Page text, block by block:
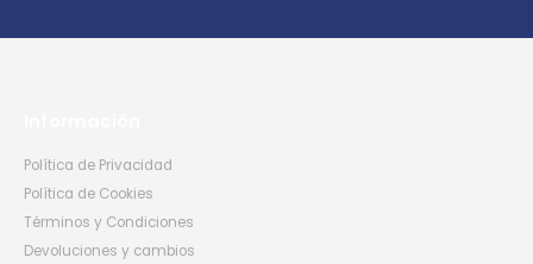
Política de Privacidad
Política de Cookies
Términos y Condiciones
Devoluciones y cambios